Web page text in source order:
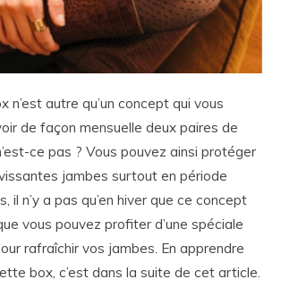
n’est autre qu’un concept qui vous
de façon mensuelle deux paires de
ce pas ? Vous pouvez ainsi protéger
jambes surtout en période
il n’y a pas qu’en hiver que ce concept
vous pouvez profiter d’une spéciale
rafraîchir vos jambes. En apprendre
box, c’est dans la suite de cet article.